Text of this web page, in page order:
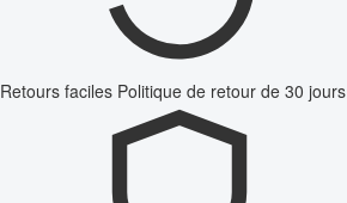
Retours faciles Politique de retour de 30 jours